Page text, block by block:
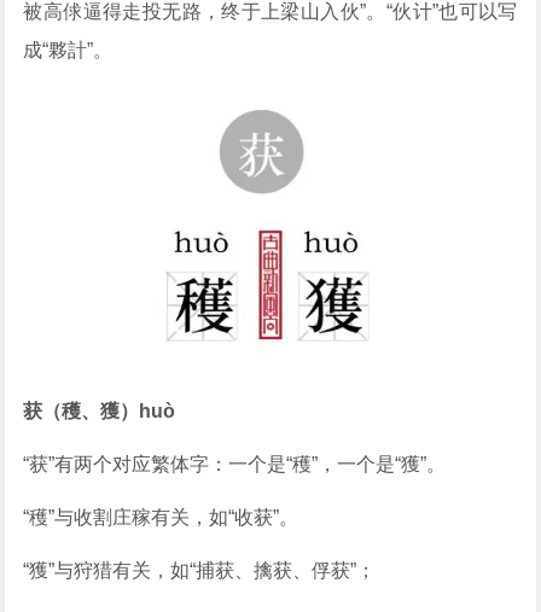
被高俅逼得走投无路，终于上梁山入伙”。“伙计”也可以写
成“夥計”。
获（穫、獲）huò
“获”有两个对应繁体字：一个是“穫”，一个是“獲”。
“穫”与收割庄稼有关，如“收获”。
“獲”与狩猎有关，如“捕获、擒获、俘获”；